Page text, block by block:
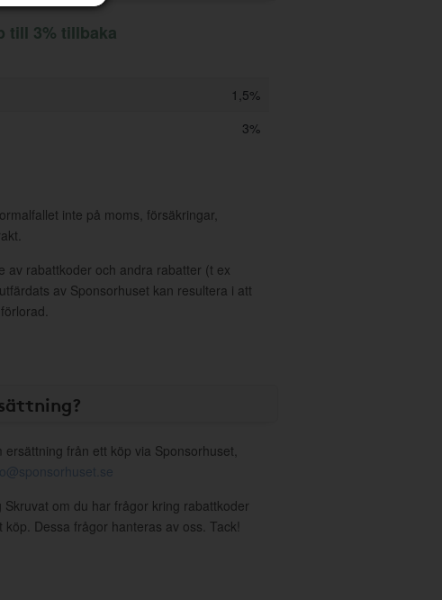
till 3% tillbaka
1,5%
3%
inte på moms, försäkringar,
av rabattkoder och andra rabatter (t ex
av Sponsorhuset kan resultera i att
ersättning från ett köp via Sponsorhuset,
Skruvat om du har frågor kring rabattkoder
Dessa frågor hanteras av oss. Tack!